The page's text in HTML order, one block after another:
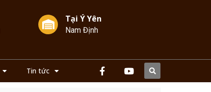
Tại Ý Yên
Nam Định
Tin tức